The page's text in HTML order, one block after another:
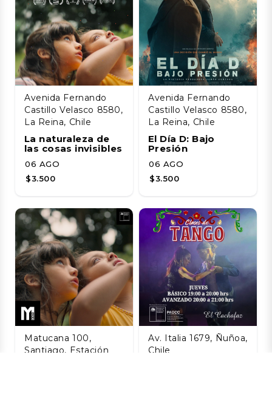
Avenida Fernando
Castillo Velasco 8580,
La Reina, Chile
La naturaleza de
las cosas invisibles
06 AGO
$3.500
Avenida Fernando
Castillo Velasco 8580,
La Reina, Chile
El Día D: Bajo
Presión
06 AGO
$3.500
Matucana 100,
Santiago, Estación
Av. Italia 1679, Ñuñoa,
Chile